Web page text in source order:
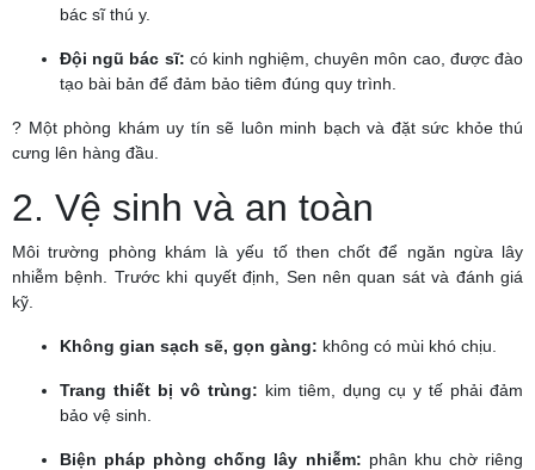
bác sĩ thú y.
Đội ngũ bác sĩ: có kinh nghiệm, chuyên môn cao, được đào
tạo bài bản để đảm bảo tiêm đúng quy trình.
? Một phòng khám uy tín sẽ luôn minh bạch và đặt sức khỏe thú
cưng lên hàng đầu.
2. Vệ sinh và an toàn
Môi trường phòng khám là yếu tố then chốt để ngăn ngừa lây
nhiễm bệnh. Trước khi quyết định, Sen nên quan sát và đánh giá
kỹ.
Không gian sạch sẽ, gọn gàng: không có mùi khó chịu.
Trang thiết bị vô trùng: kim tiêm, dụng cụ y tế phải đảm
bảo vệ sinh.
Biện pháp phòng chống lây nhiễm: phân khu chờ riêng